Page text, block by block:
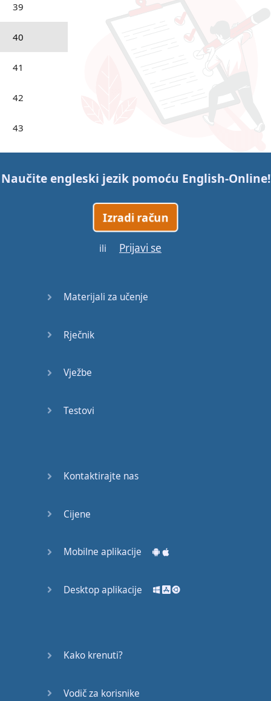
39
40
41
42
43
Naučite engleski jezik pomoću English-Online!
Izradi račun
ili Prijavi se
Materijali za učenje
Rječnik
Vježbe
Testovi
Kontaktirajte nas
Cijene
Mobilne aplikacije
Desktop aplikacije
Kako krenuti?
Vodič za korisnike